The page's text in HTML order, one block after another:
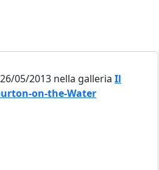
05/2013 nella galleria Il
on-the-Water